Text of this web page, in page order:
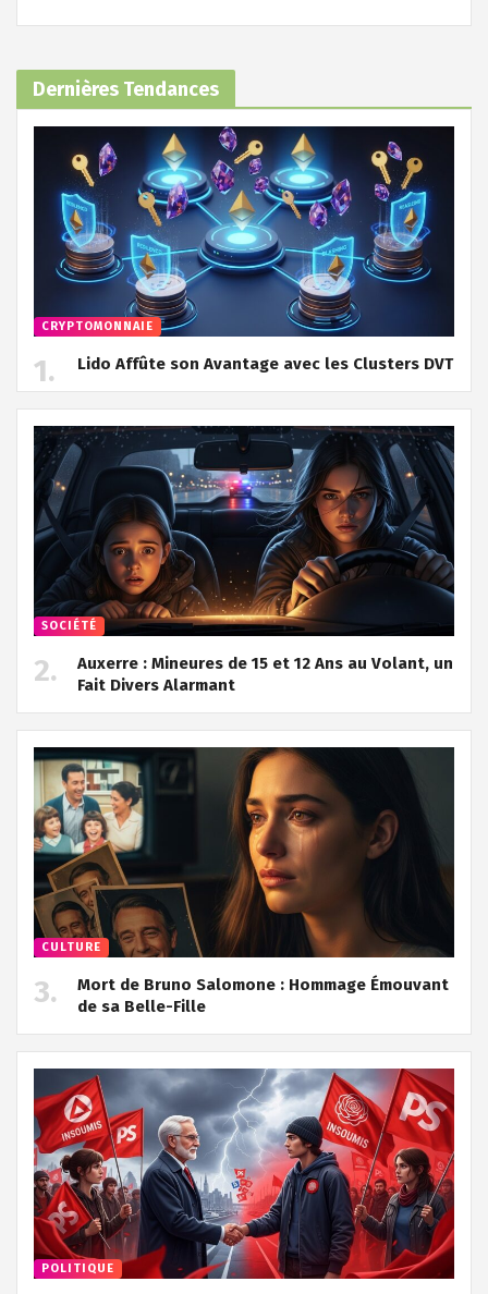
Dernières Tendances
CRYPTOMONNAIE
Lido Affûte son Avantage avec les Clusters DVT
SOCIÉTÉ
Auxerre : Mineures de 15 et 12 Ans au Volant, un
Fait Divers Alarmant
CULTURE
Mort de Bruno Salomone : Hommage Émouvant
de sa Belle-Fille
POLITIQUE